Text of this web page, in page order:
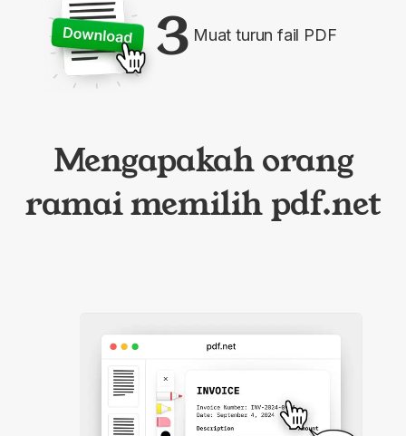
3 Muat turun fail PDF
Mengapakah orang
ramai memilih pdf.net